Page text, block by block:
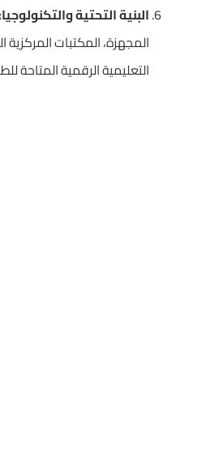
البنية التحتية
المجهزة، المكتبات
التعليمية الرقمية المتاحة